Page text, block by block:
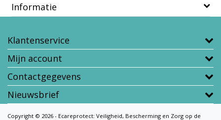
Informatie
Klantenservice
Mijn account
Contactgegevens
Nieuwsbrief
Copyright © 2026 - Ecareprotect: Veiligheid, Bescherming en Zorg op de